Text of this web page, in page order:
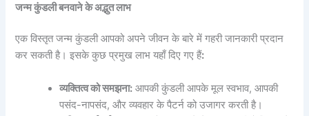
जन्म कुंडली बनवाने के अद्भुत लाभ
एक विस्तृत जन्म कुंडली आपको अपने जीवन के बारे में गहरी जानकारी प्रदान
कर सकती है। इसके कुछ प्रमुख लाभ यहाँ दिए गए हैं:
व्यक्तित्व को समझना: आपकी कुंडली आपके मूल स्वभाव, आपकी
पसंद-नापसंद, और व्यवहार के पैटर्न को उजागर करती है।